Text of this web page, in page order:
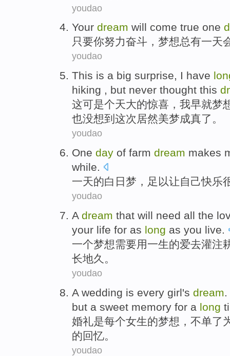
youdao
Your dream will come true one
只要你努力奋斗， 梦想总有一天
youdao
This is a big surprise, I have
hiking , but never thought this
这可是个天大的惊喜 ， 我早就梦
也没想到 这次 居然美梦成真了。
youdao
One day of farm dream makes
while.
一天的白日梦 ， 足以让自己快乐
youdao
A dream that will need all the
your life for as long as you live.
一个梦想需要用一生的爱去灌注
长地久 。
youdao
A wedding is every girl's dream
but a sweet memory for a long
婚礼是每个女生的梦想 ， 不单了
的回忆。
youdao